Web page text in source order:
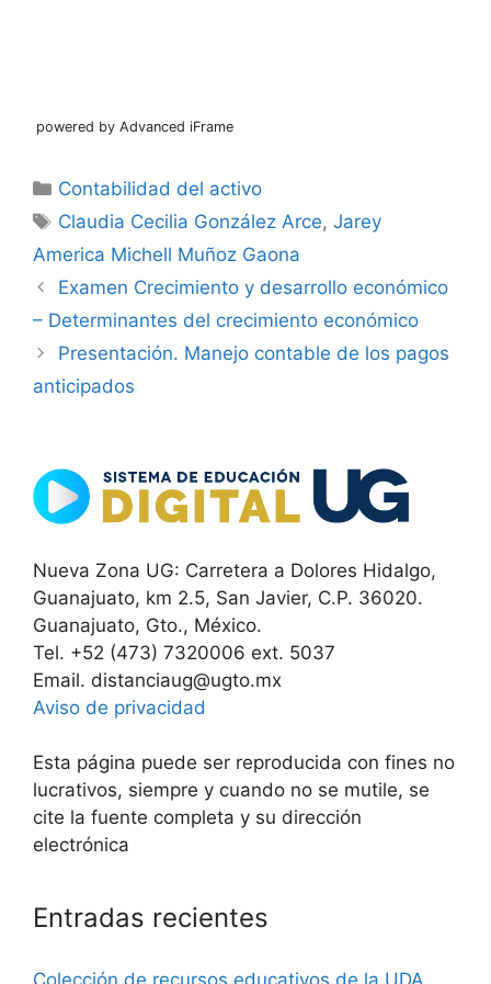
powered by Advanced iFrame
Categorías
Contabilidad del activo
Etiquetas
Claudia Cecilia González Arce,Jarey
America Michell Muñoz Gaona
Examen Crecimiento y desarrollo económico
– Determinantes del crecimiento económico
Presentación. Manejo contable de los pagos
anticipados
Nueva Zona UG: Carretera a Dolores Hidalgo,
Guanajuato, km 2.5, San Javier, C.P. 36020.
Guanajuato, Gto., México.
Tel. +52 (473) 7320006 ext. 5037
Email. distanciaug@ugto.mx
Aviso de privacidad
Esta página puede ser reproducida con fines no
lucrativos, siempre y cuando no se mutile, se
cite la fuente completa y su dirección
electrónica
Entradas recientes